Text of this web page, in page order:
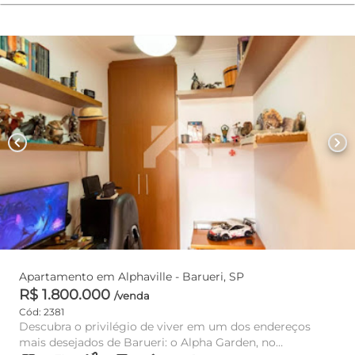
chevron_left chevron_right
Apartamento em Alphaville - Barueri, SP
R$ 1.800.000 /venda
Cód: 2381
Descubra o privilégio de viver em um dos endereços
mais desejados de Barueri: o Alpha Garden, no